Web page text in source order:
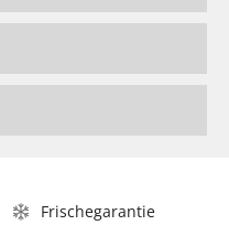
Frischegarantie